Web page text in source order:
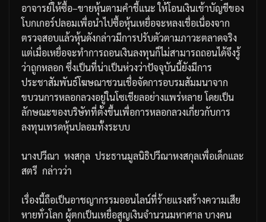
อาจารย์ให้ซื้อ–ขายหุ้นตามคำชี้แนะ ให้โอนเงินเข้าบัญชีของ
โบกเกอร์ปลอมเพื่อนำไปซื้อหุ้นเหยื่อจะหลงเชื่อเนื่องจาก
ตรวจสอบแล้วหุ้นดังกล่าวมีการปรับตัวตามภาวะตลาดจริง
แต่เมื่อเหยื่อจะทำการถอนเงินลงทุนก็ไม่สามารถถอนได้จึงรู้
ว่าถูกหลอก ซึ่งเป็นที่น่าเป็นห่วงว่าปัจจุบันนี้ยังมีการ
ประชาสัมพันธ์โฆษณาชวนเชื่อจัดการอบรมสัมมนาจาก
ขบวนการหลอกลวงอยู่ในโซเชียลอย่างแพร่หลาย โดยเป็น
ลักษณะของบริษัทที่ตั้งขึ้นเพื่อการหลอกลวงเกี่ยวกับการ
ลงทุนเทรดหุ้นปลอมทั้งระบบ
นางปวีณา หงสกุล ประธานมูลนิธิปวีณาหงสกุลเพื่อเด็กและ
สตรี กล่าวว่า
เรื่องนี้ถือเป็นอาชญากรรมออนไลน์ที่ร้ายแรงสร้างความเสีย
หายทั่วโลก ผู้ตกเป็นเหยื่อสูญเงินจำนวนมหาศาล บางคน